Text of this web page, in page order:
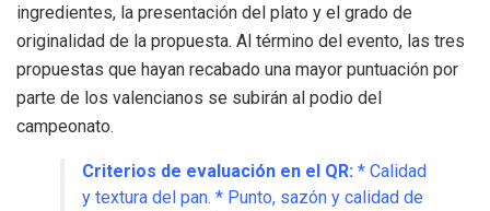
ingredientes, la presentación del plato y el grado de
originalidad de la propuesta. Al término del evento, las tres
propuestas que hayan recabado una mayor puntuación por
parte de los valencianos se subirán al podio del
campeonato.
Criterios de evaluación en el QR: * Calidad
y textura del pan. * Punto, sazón y calidad de